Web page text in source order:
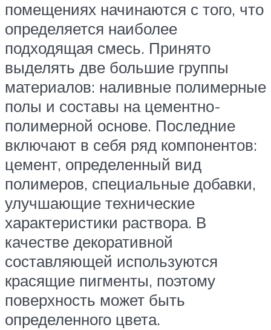
помещениях начинаются с того, что
определяется наиболее
подходящая смесь. Принято
выделять две большие группы
материалов: наливные полимерные
полы и составы на цементно-
полимерной основе. Последние
включают в себя ряд компонентов:
цемент, определенный вид
полимеров, специальные добавки,
улучшающие технические
характеристики раствора. В
качестве декоративной
составляющей используются
красящие пигменты, поэтому
поверхность может быть
определенного цвета.